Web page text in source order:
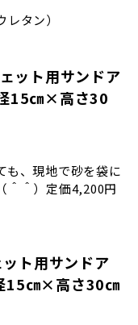
タン）
ット用サンドア
15㎝×高さ30
も、現地で砂を袋に
＾＾）定価4,200円
ット用サンドア
15㎝×高さ30㎝